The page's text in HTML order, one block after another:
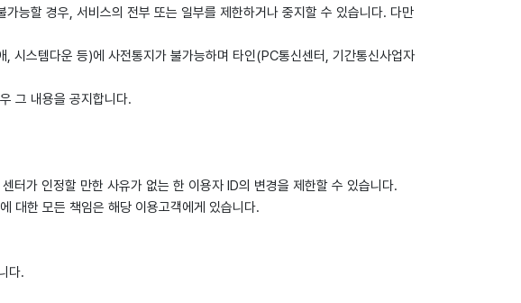
능할 경우, 서비스의 전부 또는 일부를 제한하거나 중지할 수 있습니다. 다만
시스템다운 등)에 사전통지가 불가능하며 타인(PC통신센터, 기간통신사업자
그 내용을 공지합니다.
터가 인정할 만한 사유가 없는 한 이용자 ID의 변경을 제한할 수 있습니다.
대한 모든 책임은 해당 이용고객에게 있습니다.
다.